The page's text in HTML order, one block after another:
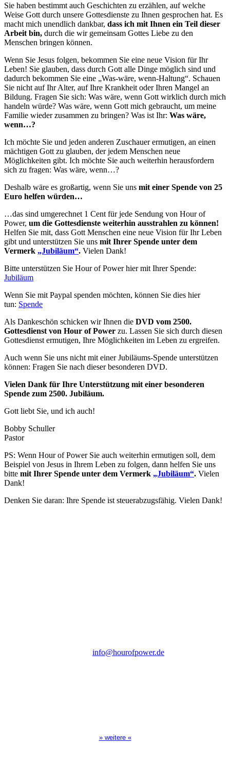
Sie haben bestimmt auch Geschichten zu erzählen, auf welche
Weise Gott durch unsere Gottesdienste zu Ihnen gesprochen hat. Es
macht mich unendlich dankbar, dass ich mit Ihnen ein Teil dieser
Arbeit bin, durch die wir gemeinsam Gottes Liebe zu den
Menschen bringen können.
Wenn Sie Jesus folgen, bekommen Sie eine neue Vision für Ihr
Leben! Sie glauben, dass durch Gott alle Dinge möglich sind und
dadurch bekommen Sie eine „Was-wäre, wenn-Haltung“. Schauen
Sie nicht auf Ihr Alter, auf Ihre Krankheit oder Ihren Mangel an
Bildung. Fragen Sie sich: Was wäre, wenn Gott wirklich durch mich
handeln würde? Was wäre, wenn Gott mich gebraucht, um meine
Familie wieder zusammen zu bringen? Was ist Ihr: Was wäre,
wenn…?
Ich möchte Sie und jeden anderen Zuschauer ermutigen, an einen
mächtigen Gott zu glauben, der jedem Menschen neue
Möglichkeiten gibt. Ich möchte Sie auch weiterhin herausfordern
sich zu fragen: Was wäre, wenn…?
Deshalb wäre es großartig, wenn Sie uns mit einer Spende von 25
Euro helfen würden…
…das sind umgerechnet 1 Cent für jede Sendung von Hour of
Power, um die Gottesdienste weiterhin ausstrahlen zu können!
Helfen Sie mit, dass Gott Menschen eine neue Vision für Ihr Leben
gibt und unterstützen Sie uns mit Ihrer Spende unter dem
Vermerk „Jubiläum“. Vielen Dank!
Bitte unterstützen Sie Hour of Power hier mit Ihrer Spende:
Jubiläum
Wenn Sie mit Paypal spenden möchten, können Sie dies hier
tun: Spende
Als Dankeschön schicken wir Ihnen die DVD vom 2500.
Gottesdienst von Hour of Power zu. Lassen Sie sich durch diesen
Gottesdienst ermutigen, Ihre Möglichkeiten im Leben zu ergreifen.
Auch wenn Sie uns nicht mit einer Jubiläums-Spende unterstützen
können: Fragen Sie nach dieser besonderen DVD.
Vielen Dank für Ihre Unterstützung mit einer besonderen
Spende zum 2500. Jubiläum.
Gott liebt Sie, und ich auch!
Bobby Schuller
Pastor
PS: Wenn Hour of Power Sie auch weiterhin ermutigen soll, dem
Beispiel von Jesus in Ihrem Leben zu folgen, dann helfen Sie uns
bitte mit Ihrer Spende unter dem Vermerk „Jubiläum“. Vielen
Dank!
Denken Sie daran: Ihre Spende ist steuerabzugsfähig. Vielen Dank!
info@hourofpower.de
» weitere «